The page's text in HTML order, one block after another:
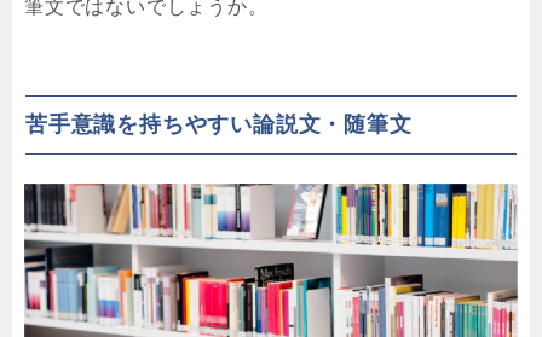
筆文ではないでしょうか。
苦手意識を持ちやすい論説文・随筆文